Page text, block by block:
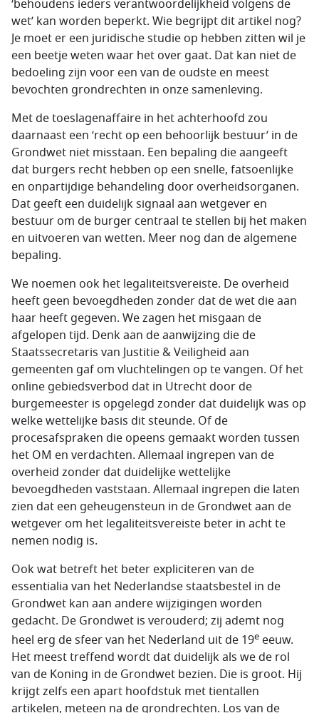
‘behoudens ieders verantwoordelijkheid volgens de
wet’ kan worden beperkt. Wie begrijpt dit artikel nog?
Je moet er een juridische studie op hebben zitten wil je
een beetje weten waar het over gaat. Dat kan niet de
bedoeling zijn voor een van de oudste en meest
bevochten grondrechten in onze samenleving.
Met de toeslagenaffaire in het achterhoofd zou
daarnaast een ‘recht op een behoorlijk bestuur’ in de
Grondwet niet misstaan. Een bepaling die aangeeft
dat burgers recht hebben op een snelle, fatsoenlijke
en onpartijdige behandeling door overheidsorganen.
Dat geeft een duidelijk signaal aan wetgever en
bestuur om de burger centraal te stellen bij het maken
en uitvoeren van wetten. Meer nog dan de algemene
bepaling.
We noemen ook het legaliteitsvereiste. De overheid
heeft geen bevoegdheden zonder dat de wet die aan
haar heeft gegeven. We zagen het misgaan de
afgelopen tijd. Denk aan de aanwijzing die de
Staatssecretaris van Justitie & Veiligheid aan
gemeenten gaf om vluchtelingen op te vangen. Of het
online gebiedsverbod dat in Utrecht door de
burgemeester is opgelegd zonder dat duidelijk was op
welke wettelijke basis dit steunde. Of de
procesafspraken die opeens gemaakt worden tussen
het OM en verdachten. Allemaal ingrepen van de
overheid zonder dat duidelijke wettelijke
bevoegdheden vaststaan. Allemaal ingrepen die laten
zien dat een geheugensteun in de Grondwet aan de
wetgever om het legaliteitsvereiste beter in acht te
nemen nodig is.
Ook wat betreft het beter expliciteren van de
essentialia van het Nederlandse staatsbestel in de
Grondwet kan aan andere wijzigingen worden
gedacht. De Grondwet is verouderd; zij ademt nog
heel erg de sfeer van het Nederland uit de 19e eeuw.
Het meest treffend wordt dat duidelijk als we de rol
van de Koning in de Grondwet bezien. Die is groot. Hij
krijgt zelfs een apart hoofdstuk met tientallen
artikelen, meteen na de grondrechten. Los van de